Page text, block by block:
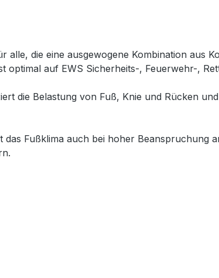
die eine ausgewogene Kombination aus
auf EWS Sicherheits-, Feuerwehr-,
die Belastung von Fuß, Knie und Rücken
Fußklima auch bei hoher Beanspruchung